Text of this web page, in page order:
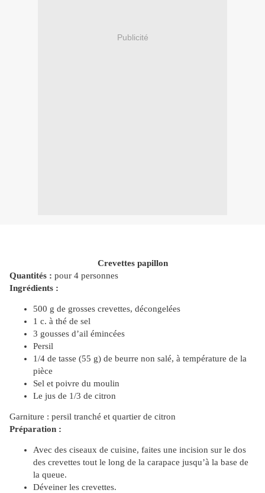
Publicité
Crevettes papillon
Quantités : pour 4 personnes
Ingrédients :
500 g de grosses crevettes, décongelées
1 c. à thé de sel
3 gousses d’ail émincées
Persil
1/4 de tasse (55 g) de beurre non salé, à température de la
pièce
Sel et poivre du moulin
Le jus de 1/3 de citron
Garniture : persil tranché et quartier de citron
Préparation :
Avec des ciseaux de cuisine, faites une incision sur le dos
des crevettes tout le long de la carapace jusqu’à la base de
la queue.
Déveiner les crevettes.